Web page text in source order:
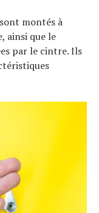
montés à
ainsi que le
par le cintre. Ils